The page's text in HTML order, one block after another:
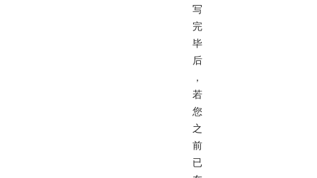
写
完
毕
后
，
若
您
之
前
已